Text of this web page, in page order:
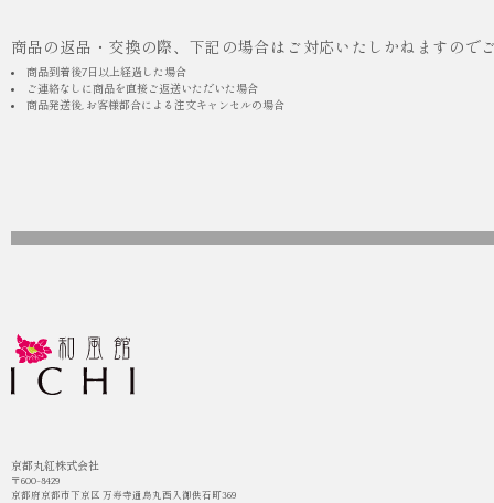
商品の返品・交換の際、下記の場合はご対応いたしかねますので
商品到着後7日以上経過した場合
ご連絡なしに商品を直接ご返送いただいた場合
商品発送後, お客様都合による注文キャンセルの場合
京都丸紅株式会社
〒600-8429
京都府京都市下京区 万寿寺通烏丸西入御供石町369